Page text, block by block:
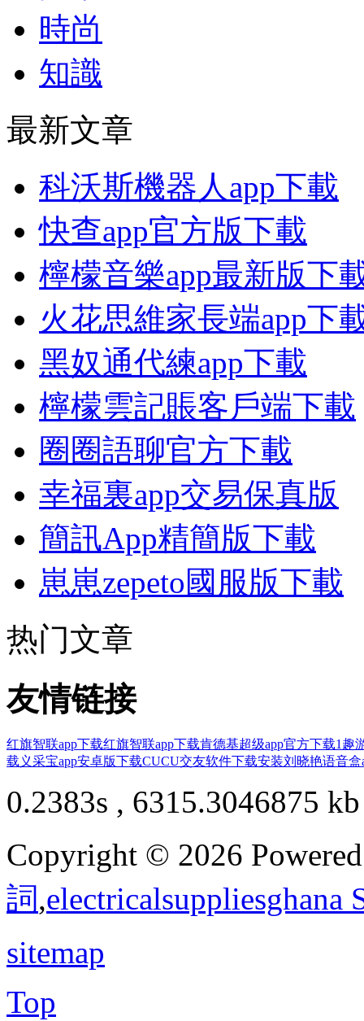
時尚
知識
最新文章
科沃斯機器人app下載
快查app官方版下載
檸檬音樂app最新版下
火花思維家長端app下
黑奴通代練app下載
檸檬雲記賬客戶端下載
圈圈語聊官方下載
幸福裏app交易保真版
簡訊App精簡版下載
崽崽zepeto國服版下載
热门文章
友情链接
红旗智联app下载红旗智联app下载肯德基超级app官方下载1趣
载 义采宝app安卓版下载CUCU交友软件下载安装刘晓艳语音盒
0.2383s , 6315.3046875 kb
Copyright © 2026
詞,electricalsuppliesghana
sitemap
Top